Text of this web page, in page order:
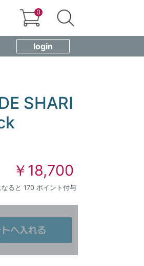
0
login
SHARI
￥18,700
なると 170 ポイント付与